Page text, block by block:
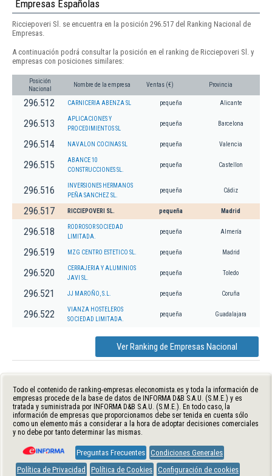
Empresas Españolas
Ricciepoveri Sl. se encuentra en la posición 296.517 del Ranking Nacional de
Empresas.
A continuación podrá consultar la posición en el ranking de Ricciepoveri Sl. y
empresas con posiciones similares:
Posición
Nacional
Nombre de la empresa Ventas (€) Provincia
296.512 CARNICERIA ABENZA SL pequeña Alicante
296.513
APLICACIONES Y
PROCEDIMIENTOS SL
pequeña Barcelona
296.514 NAVALON COCINAS SL pequeña Valencia
296.515
ABANCE 10
CONSTRUCCIONES SL.
pequeña Castellon
296.516
INVERSIONES HERMANOS
PEÑA SANCHEZ SL.
pequeña Cádiz
296.517 RICCIEPOVERI SL. pequeña Madrid
296.518
RODROSOR SOCIEDAD
LIMITADA.
pequeña Almería
296.519 MZG CENTRO ESTETICO SL. pequeña Madrid
296.520
CERRAJERIA Y ALUMINIOS
JAVI SL.
pequeña Toledo
296.521 JJ MAROÑO, S.L. pequeña Coruña
296.522
VIANZA HOSTELEROS
SOCIEDAD LIMITADA.
pequeña Guadalajara
Ver Ranking de Empresas Nacional
Todo el contenido de ranking-empresas.eleconomista.es y toda la información de
empresas procede de la base de datos de INFORMA D&B S.A.U. (S.M.E.) y es
tratada y suministrada por INFORMA D&B S.A.U. (S.M.E.). En todo caso, la
información de empresas que proporcionamos debe ser tenida en cuenta sólo
como un elemento más a considerar a la hora de adoptar decisiones comerciales
y no debe por tanto determinar las mismas.
Preguntas Frecuentes Condiciones Generales
Política de Privacidad
Política de Cookies Configuración de cookies